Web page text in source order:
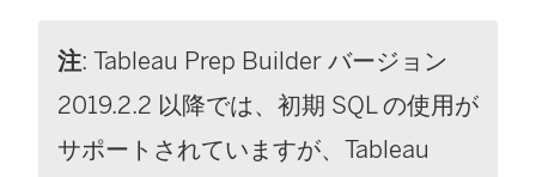
注: Tableau Prep Builder バージョン
2019.2.2 以降では、初期 SQL の使用が
サポートされていますが、 Tableau